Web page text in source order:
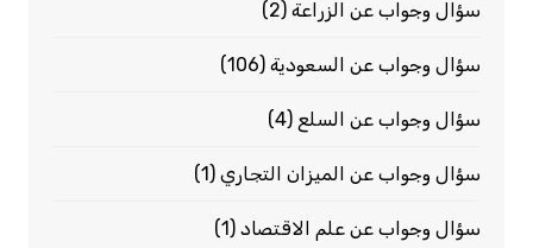
سؤال وجواب عن الزراعة(2)
سؤال وجواب عن السعودية(106)
سؤال وجواب عن السلع (4)
سؤال وجواب عن الميزان التجاري(1)
سؤال وجواب عن علم الاقتصاد(1)